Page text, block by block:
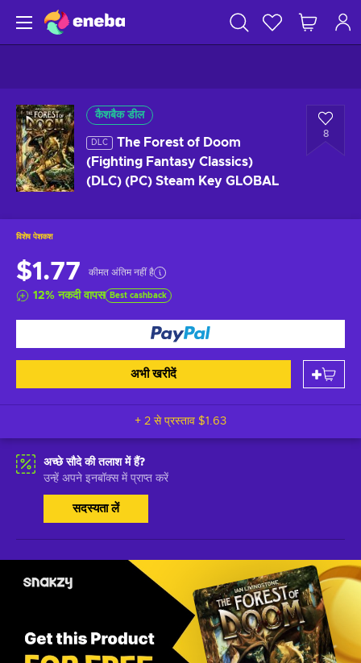
कैशबैक डील
DLC
The Forest of Doom
(Fighting Fantasy Classics)
(DLC) (PC) Steam Key GLOBAL
8
विशेष पेशकश
$1.77 कीमत अंतिम नहीं है
12%नकदी वापस Best cashback
अभी खरीदें
+ 2 से प्रस्ताव $1.63
अच्छे सौदे की तलाश में हैं?
उन्हें अपने इनबॉक्स में प्राप्त करें
सदस्यता लें